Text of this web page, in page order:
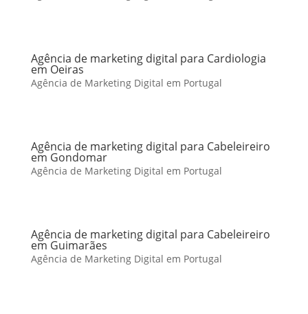
Agência de marketing digital para Cardiologia
em Oeiras
Agência de Marketing Digital em Portugal
Agência de marketing digital para Cabeleireiro
em Gondomar
Agência de Marketing Digital em Portugal
Agência de marketing digital para Cabeleireiro
em Guimarães
Agência de Marketing Digital em Portugal